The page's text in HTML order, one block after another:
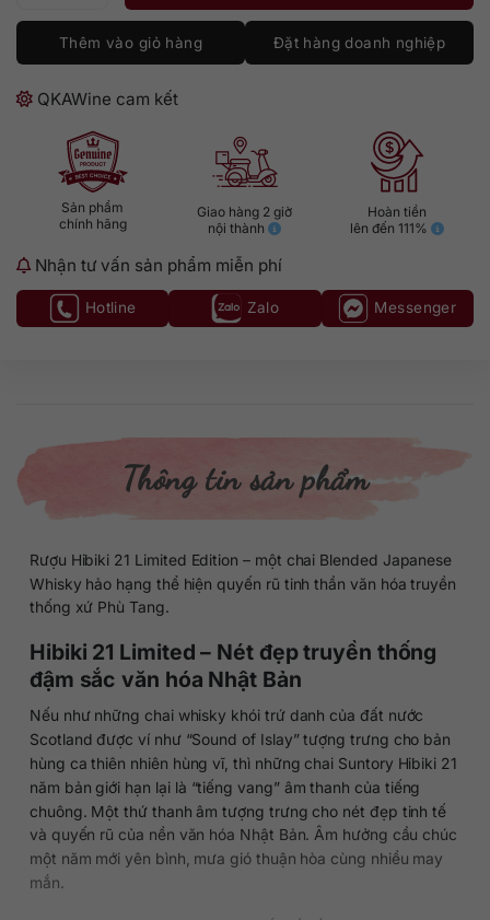
Thêm vào giỏ hàng Đặt hàng doanh nghiệp
QKAWine cam kết
Sản phẩm
chính hãng
Giao hàng 2 giờ
nội thành
Hoàn tiền
lên đến 111%
Nhận tư vấn sản phẩm miễn phí
Hotline Zalo Messenger
Thông tin sản phẩm
Rượu Hibiki 21 Limited Edition – một chai Blended Japanese
Whisky hảo hạng thể hiện quyến rũ tinh thần văn hóa truyền
thống xứ Phù Tang.
Hibiki 21 Limited – Nét đẹp truyền thống
đậm sắc văn hóa Nhật Bản
Nếu như những chai whisky khói trứ danh của đất nước
Scotland được ví như “Sound of Islay” tượng trưng cho bản
hùng ca thiên nhiên hùng vĩ, thì những chai Suntory Hibiki 21
năm bản giới hạn lại là “tiếng vang” âm thanh của tiếng
chuông. Một thứ thanh âm tượng trưng cho nét đẹp tinh tế
và quyến rũ của nền văn hóa Nhật Bản. Âm hưởng cầu chúc
một năm mới yên bình, mưa gió thuận hòa cùng nhiều may
mắn.